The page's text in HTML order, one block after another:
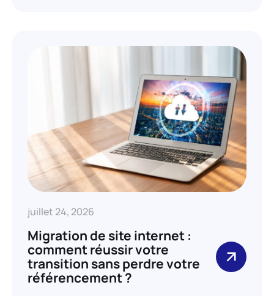
juillet 24, 2026
Migration de site internet :
comment réussir votre
transition sans perdre votre
référencement ?